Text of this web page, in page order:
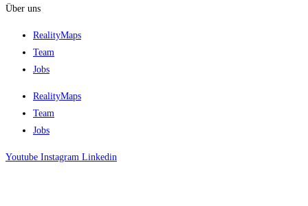
Über uns
RealityMaps
Team
Jobs
RealityMaps
Team
Jobs
Youtube Instagram Linkedin